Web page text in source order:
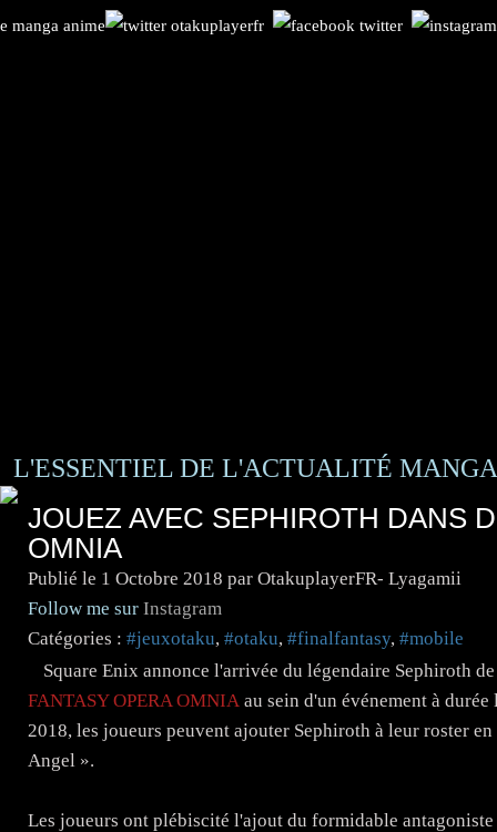
L'ESSENTIEL DE L'ACTUALITÉ
JOUEZ AVEC SEPHIROTH DANS
OMNIA
Publié le 1 Octobre 2018 par OtakuplayerFR- Lyagamii
Follow me sur Instagram
Catégories : #jeuxotaku, #otaku, #finalfantasy, #mobile
Square Enix annonce l'arrivée du légendaire Sephiroth
FANTASY OPERA OMNIA au sein d'un événement à
2018, les joueurs peuvent ajouter Sephiroth à leur roster
Angel ».
Les joueurs ont plébiscité l'ajout du formidable